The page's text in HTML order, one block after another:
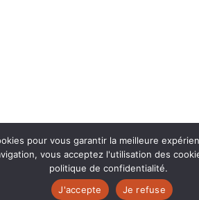
pour vous garantir la meilleure
vous acceptez l'utilisation des
politique de confidentialité.
J'accepte
Je refuse